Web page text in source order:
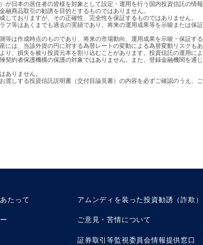
商品取引の勧誘を目的とするものではありません。
、損失を被り投資元本を割り込むことがあります。投資信託の運用に
渡しする投資信託説明書（交付目論見書）の内容を必ずご確認のうえ、
たって アムンディを装った投資勧誘（詐欺）
ご意見・苦情について
証券取引等監視委員会情報提供窓口